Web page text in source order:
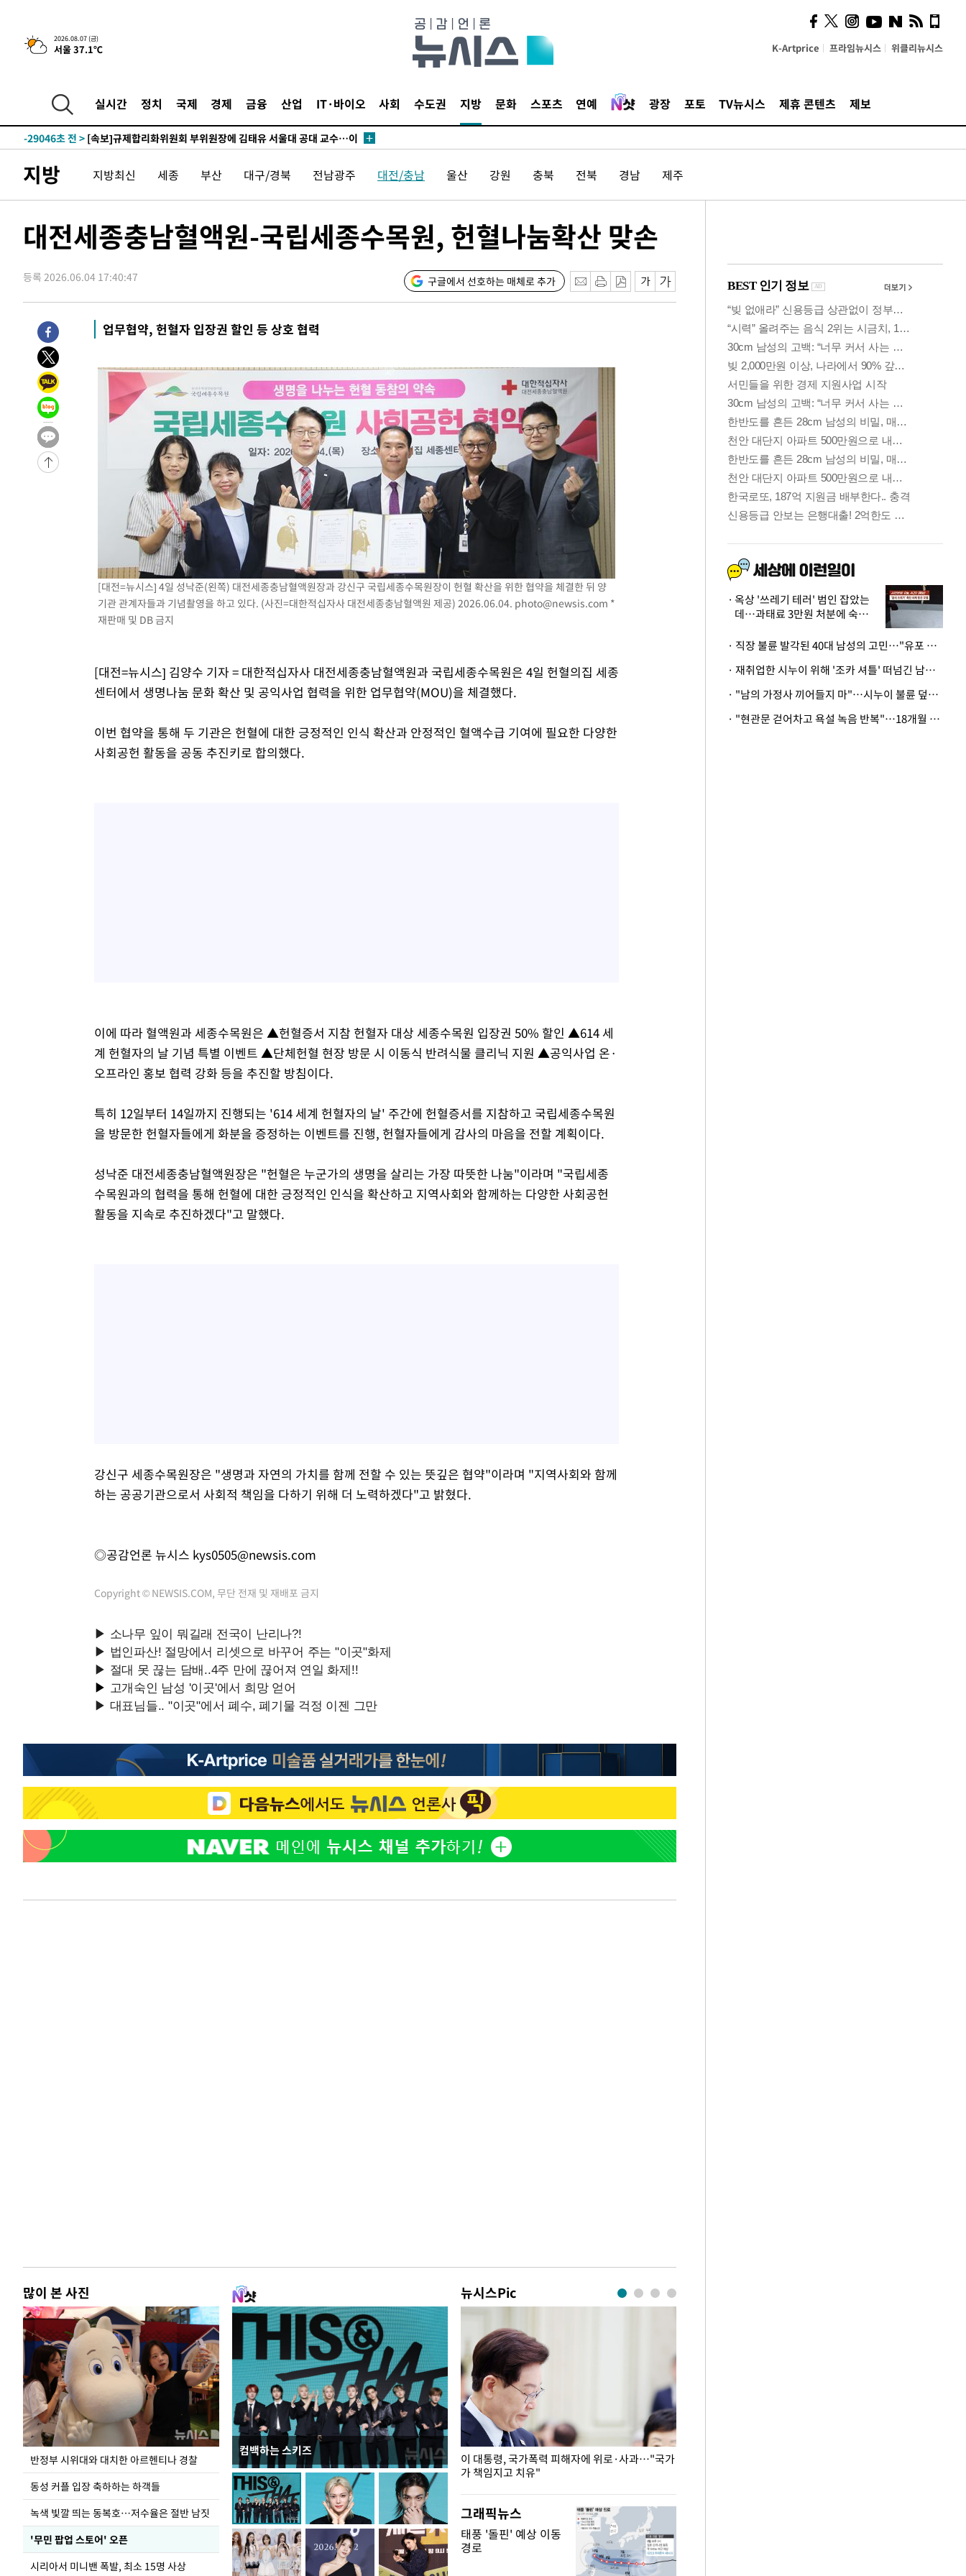
2026.08.07 (금)
서울 37.1℃ K-Artprice 프라임뉴시스 위클리뉴시스
실시간 정치 국제 경제 금융 산업 IT·바이오 사회 수도권 지방 문화 스포츠 연예 광장 포토 TV뉴시스 제휴 콘텐츠 제보
-2125초 전 > 이란, 호르무즈서 "적국 목표물들"과 대치로 남부 케슘섬에서 두차
-30053초 전 >
외신들도 주목한 韓축구 파문…"국민적 공분에 수사 재개"
-30024초 전 >
-29046초 전 > [속보]규제합리화위원회 부위원장에 김태유 서울대 공대 교수…이
-20729초 전 >
[속보] 7월 중국 수출 23.9%↑ 수입 27.5%↑…무역총액
-17889초 전 >[속보]'채상병 순직 책임' 임성근, 항소심도 징역 3년
-14355초 전 >민주 콩고 에볼라환자 4천명 돌파, 4053명 발생 1850명 사망
-12799초 전 >"미 전국적 살모네라 식중독 원인은 멕시코산 할라피뇨"-- CDC
-11312초 전 >[속보]경찰·노동부, HL만도 평택사업장 끼임 사망 관련 압수수색
-11193초 전 >
[속보]합수본, '투표율 허위 입력' 중앙·서울·경기도 선관위 등 9곳
압수수색
-10948초 전 >
[속보]원·달러 환율, 오전 9시 1423.8원
-10744초 전 >
-10730초 전 >
[속보]코스닥, 5.95포인트(0.74%) 상승한 807.62개장
-10698초 전 >
[속보]코스피, 6300선 재탈환…1.09% 오른 6365.07 개장
-7863초 전 >
시리아 다마스쿠스 교외에서 미니버스 폭발.. 14명 부상, 3명은 중태
-7161초 전 >
입추에도 극한더위…서울 낮 39도 '폭염중대경보'
-2125초 전 >
이란, 호르무즈서 "적국 목표물들"과 대치로 남부 케슘섬에서 두차
례 큰 폭발음
[속보]종합특검, '계엄 수용공간 확보' 신용해 前교정본부장 기소
외신들도 주목한 韓축구 파문…"국민적 공분에 수사 재개"
11시간 압수수색에 성접대 파문까지…'쑥대밭' 된 축구협회
[속보]규제합리화위원회 부위원장에 김태유 서울대 공대 교수…이
[속보]국힘 윤리위, '돌려차기 발언' 진종오·서범수 징계 절차 개시
[속보] 7월 중국 수출 23.9%↑ 수입 27.5%↑…무역총액
[속보]'채상병 순직 책임' 임성근, 항소심도 징역 3년
[속보]종합특검, '관저이전 봐주기 감사' 유병호 구속기소
"미 전국적 살모네라 식중독 원인은 멕시코산 할라피뇨"-- CDC
[속보]경찰·노동부, HL만도 평택사업장 끼임 사망 관련 압수수색
[속보]원·달러 환율, 오전 9시 1423.8원
[속보]삼성전자·SK하이닉스 동반 강보합…1%대 상승 출발
지방 지방최신 세종 부산 대구/경북 전남광주 대전/충남 울산 강원 충북 전북 경남 제주
대전세종충남혈액원-국립세종수목원, 헌혈나눔확산 맞손
등록 2026.06.04 17:40:47 구글에서 선호하는 매체로 추가
업무협약, 헌혈자 입장권 할인 등 상호 협력
[대전=뉴시스] 4일 성낙준(왼쪽) 대전세종충남혈액원장과 강신구 국립세종수목원장이 헌혈 확산을 위한 협약을 체결한 뒤 양
기관 관계자들과 기념촬영을 하고 있다. (사진=대한적십자사 대전세종충남혈액원 제공) 2026.06.04. photo@newsis.com *
재판매 및 DB 금지
[대전=뉴시스] 김양수 기자 = 대한적십자사 대전세종충남혈액원과 국립세종수목원은 4일 헌혈의집 세종
센터에서 생명나눔 문화 확산 및 공익사업 협력을 위한 업무협약(MOU)을 체결했다.
이번 협약을 통해 두 기관은 헌혈에 대한 긍정적인 인식 확산과 안정적인 혈액수급 기여에 필요한 다양한
사회공헌 활동을 공동 추진키로 합의했다.
이에 따라 혈액원과 세종수목원은 ▲헌혈증서 지참 헌혈자 대상 세종수목원 입장권 50% 할인 ▲614 세
계 헌혈자의 날 기념 특별 이벤트 ▲단체헌혈 현장 방문 시 이동식 반려식물 클리닉 지원 ▲공익사업 온·
오프라인 홍보 협력 강화 등을 추진할 방침이다.
특히 12일부터 14일까지 진행되는 '614 세계 헌혈자의 날' 주간에 헌혈증서를 지참하고 국립세종수목원
을 방문한 헌혈자들에게 화분을 증정하는 이벤트를 진행, 헌혈자들에게 감사의 마음을 전할 계획이다.
성낙준 대전세종충남혈액원장은 "헌혈은 누군가의 생명을 살리는 가장 따뜻한 나눔"이라며 "국립세종
수목원과의 협력을 통해 헌혈에 대한 긍정적인 인식을 확산하고 지역사회와 함께하는 다양한 사회공헌
활동을 지속로 추진하겠다"고 말했다.
강신구 세종수목원장은 "생명과 자연의 가치를 함께 전할 수 있는 뜻깊은 협약"이라며 "지역사회와 함께
하는 공공기관으로서 사회적 책임을 다하기 위해 더 노력하겠다"고 밝혔다.
◎공감언론 뉴시스 kys0505@newsis.com
Copyright © NEWSIS.COM, 무단 전재 및 재배포 금지
많이 본 사진
반정부 시위대와 대치한 아르헨티나 경찰
동성 커플 입장 축하하는 하객들
녹색 빛깔 띄는 동복호…저수율은 절반 남짓
'무민 팝업 스토어' 오픈
시리아서 미니밴 폭발, 최소 15명 사상
컴백하는 스키즈
뉴시스Pic
지석천 뒤덮은 개구리밥
이 대통령, 국가폭력 피해자에 위로·사과…"국가
가 책임지고 치유"
그래픽뉴스
태풍 '돌핀' 예상 이동
경로
시, 스마트폰 액세서리에
NFC 더했다
옥상 '쓰레기 테러' 범인 잡았는
데…과태료 3만원 처분에 숙박업
· 직장 불륜 발각된 40대 남성의 고민…"유포 동료 명예훼손·협박죄 고소 가능할까"
· 재취업한 시누이 위해 '조카 셔틀' 떠넘긴 남편…아내 "난 못한다"
· "남의 가정사 끼어들지 마"…시누이 불륜 덮으려는 남편에 억울한 아내
· "현관문 걷어차고 욕설 녹음 반복"…18개월 아기 키우는 집 뒤흔든 '앞집의 비극'